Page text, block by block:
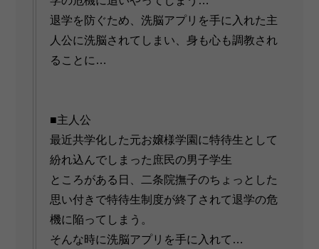
退学を防ぐため、洗脳アプリを手に入れた主
人公に洗脳されてしまい、身も心も調教され
ることに…
■主人公
最近共学化した元お嬢様学園に特待生として
紛れ込んでしまった庶民の男子学生
ところがある日、二条院撫子のちょっとした
思い付きで特待生制度が終了されて退学の危
機に陥ってしまう。
そんな時に洗脳アプリを手に入れて…